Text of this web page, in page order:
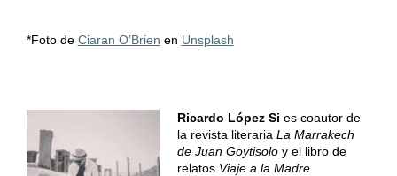
*Foto de Ciaran O’Brien en Unsplash
Ricardo López Si es coautor de
la revista literaria La Marrakech
de Juan Goytisoloy el libro de
relatos Viaje a la Madre